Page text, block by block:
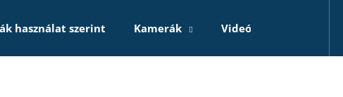
használat szerint Kamerák Videó rögzítők